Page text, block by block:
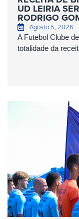
UD LEIRIA
RODRIGO
Agosto 5, 2026
A Futebol Clube
totalidade da